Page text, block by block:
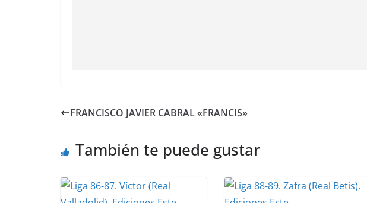
FRANCISCO JAVIER CABRAL «FRANCIS»
También te puede gustar